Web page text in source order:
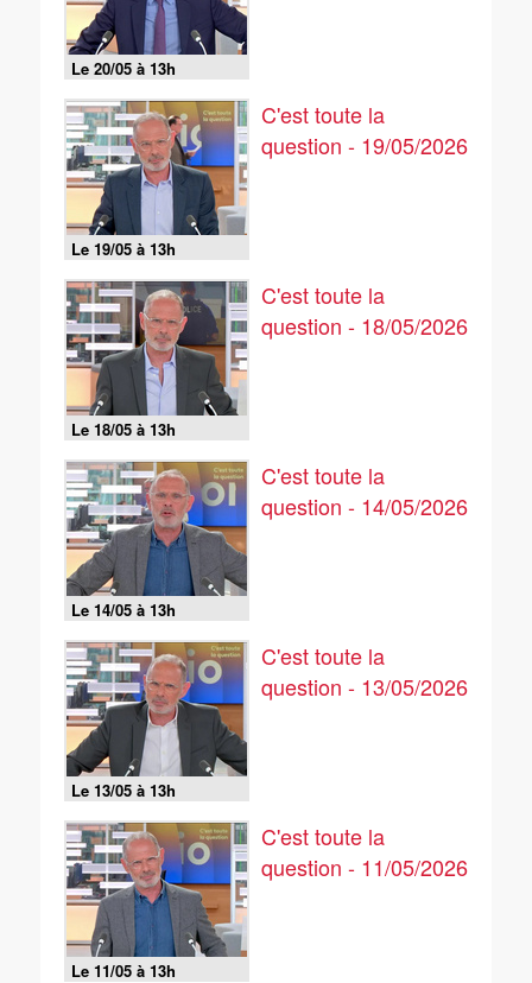
Le 20/05 à 13h
Le 19/05 à 13h
C'est toute la
question - 19/05/2026
Le 18/05 à 13h
C'est toute la
question - 18/05/2026
Le 14/05 à 13h
C'est toute la
question - 14/05/2026
Le 13/05 à 13h
C'est toute la
question - 13/05/2026
Le 11/05 à 13h
C'est toute la
question - 11/05/2026